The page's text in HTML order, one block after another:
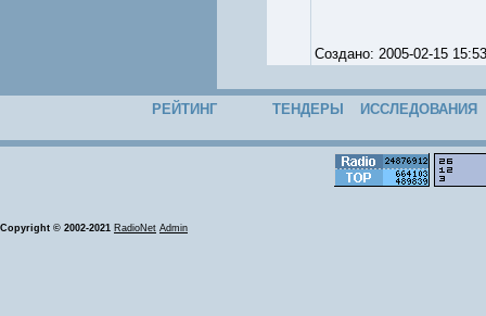
Создано: 2005-02-15
РЕЙТИНГ ТЕНДЕРЫ ИССЛЕДОВАНИЯ
Copyright © 2002-2021 RadioNet Admin